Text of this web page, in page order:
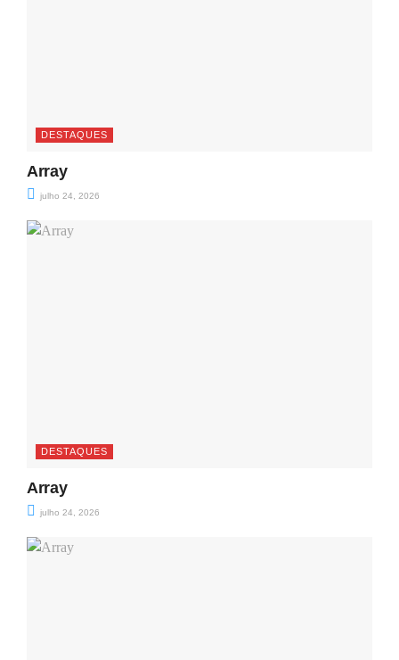
DESTAQUES
Array
julho 24, 2026
DESTAQUES
Array
julho 24, 2026